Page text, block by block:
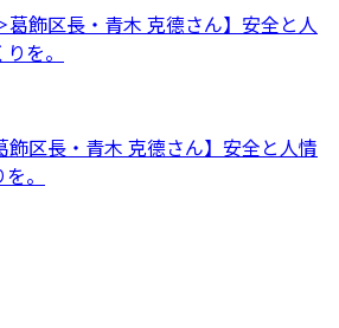
飾区長・青木 克德さん】安全と人情
。